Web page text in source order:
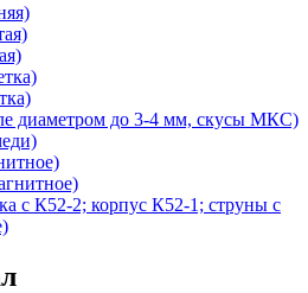
диаметром до 3-4 мм, скусы МКС)
с К52-2; корпус К52-1; струны с